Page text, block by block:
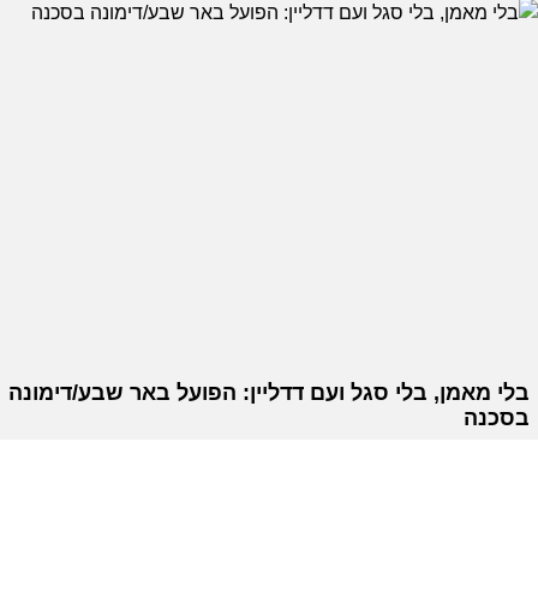
בלי מאמן, בלי סגל ועם דדליין: הפועל באר שבע/דימונה
בסכנה